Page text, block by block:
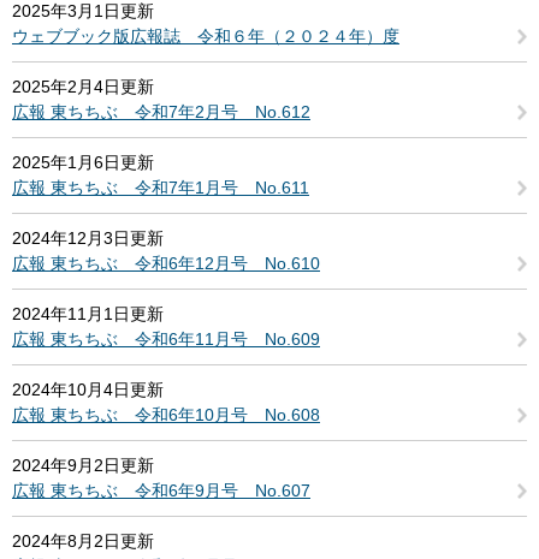
2025年3月1日更新
ウェブブック版広報誌 令和６年（２０２４年）度
2025年2月4日更新
広報 東ちちぶ 令和7年2月号 No.612
2025年1月6日更新
広報 東ちちぶ 令和7年1月号 No.611
2024年12月3日更新
広報 東ちちぶ 令和6年12月号 No.610
2024年11月1日更新
広報 東ちちぶ 令和6年11月号 No.609
2024年10月4日更新
広報 東ちちぶ 令和6年10月号 No.608
2024年9月2日更新
広報 東ちちぶ 令和6年9月号 No.607
2024年8月2日更新